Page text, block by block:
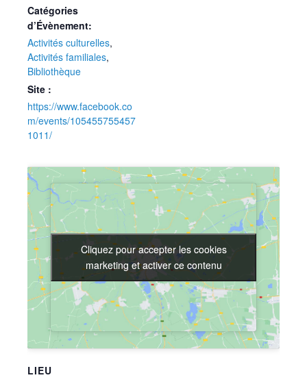
Catégories
d’Évènement:
Activités culturelles,
Activités familiales,
Bibliothèque
Site :
https://www.facebook.co
m/events/105455755457
1011/
LIEU
Cliquez pour accepter les cookies
marketing et activer ce contenu
Cliquez pour accepter les cookies
marketing et activer ce contenu